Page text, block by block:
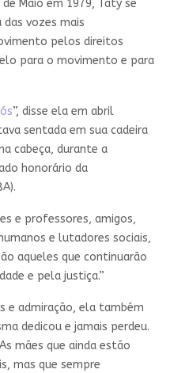
Maio em 1979, Taty se
vozes mais
pelos direitos
para o movimento e para
”, disse ela em abril
sentada em sua cadeira
cabeça, durante a
honorário da
e professores, amigos,
e lutadores sociais,
aqueles que continuarão
e pela justiça.”
e admiração, ela também
dedicou e jamais perdeu.
mães que ainda estão
mas que sempre